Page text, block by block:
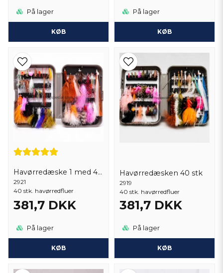
På lager
KØB
På lager
KØB
Havørredæske 1 med 40 stk. fluer
2921
40 stk. havørredfluer
381,7 DKK
På lager
KØB
Havørredæsken 40 stk
2919
40 stk. havørredfluer
381,7 DKK
På lager
KØB